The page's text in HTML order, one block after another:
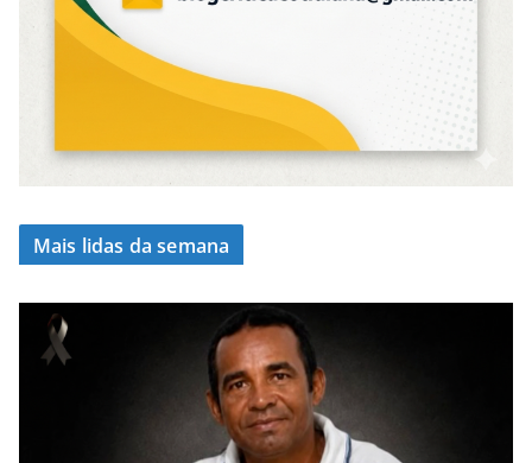
Mais lidas da semana